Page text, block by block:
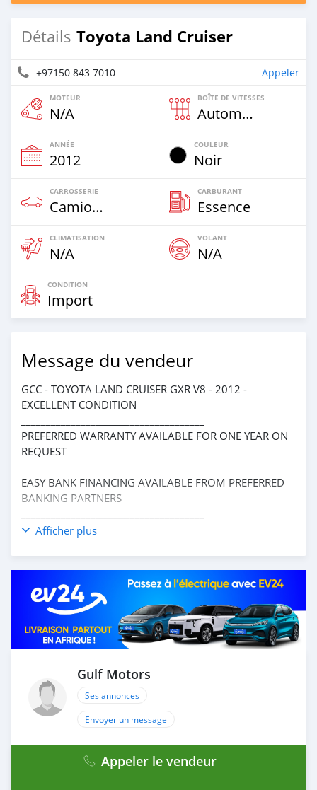
Détails Toyota Land Cruiser
+97150 843 7010 Appeler
MOTEUR
N/A
BOÎTE DE VITESSES
Automatique
ANNÉE
2012
COULEUR
Noir
CARROSSERIE
Camion‒Bus
CARBURANT
Essence
CLIMATISATION
N/A
VOLANT
N/A
CONDITION
Import
Message du vendeur
GCC - TOYOTA LAND CRUISER GXR V8 - 2012 -
EXCELLENT CONDITION
PREFERRED WARRANTY AVAILABLE FOR ONE YEAR ON
REQUEST
EASY BANK FINANCING AVAILABLE FROM PREFERRED
BANKING PARTNERS
OPTIONS :
* NAVIGATION SYSTEM
* SUNROOF
* REAR ENTERTAINMENT SYSTEM
* LEATHER INTERIORS
* HEATED AND COOLED SEATS
* CRUISE CONTROL
AND MANY MORE
CASH PURCHASE
---------------------------
DOCUMENTS REQUIRED
Afficher plus
Gulf Motors
Ses annonces
Envoyer un message
Appeler le vendeur